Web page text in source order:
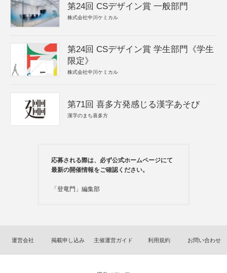
第24回 CSデザイン賞 一般部門
株式会社中川ケミカル
第24回 CSデザイン賞 学生部門《学生
限定》
株式会社中川ケミカル
第71回 喜多方発感じる漢字あそび
漢字のまち喜多方
応募される際は、必ず公式ホームページにて
最新の開催情報をご確認ください。
「登竜門」編集部
運営会社 掲載申し込み 主催運営ガイド 利用規約 お問い合わせ